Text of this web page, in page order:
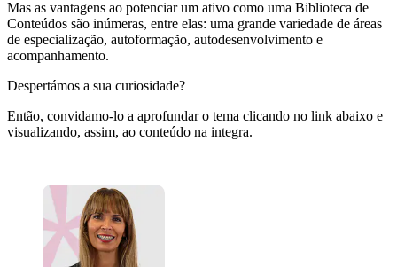
Mas as vantagens ao potenciar um ativo como uma Biblioteca de
Conteúdos são inúmeras, entre elas: uma grande variedade de áreas
de especialização, autoformação, autodesenvolvimento e
acompanhamento.
Despertámos a sua curiosidade?
Então, convidamo-lo a aprofundar o tema clicando no link abaixo e
visualizando, assim, ao conteúdo na integra.